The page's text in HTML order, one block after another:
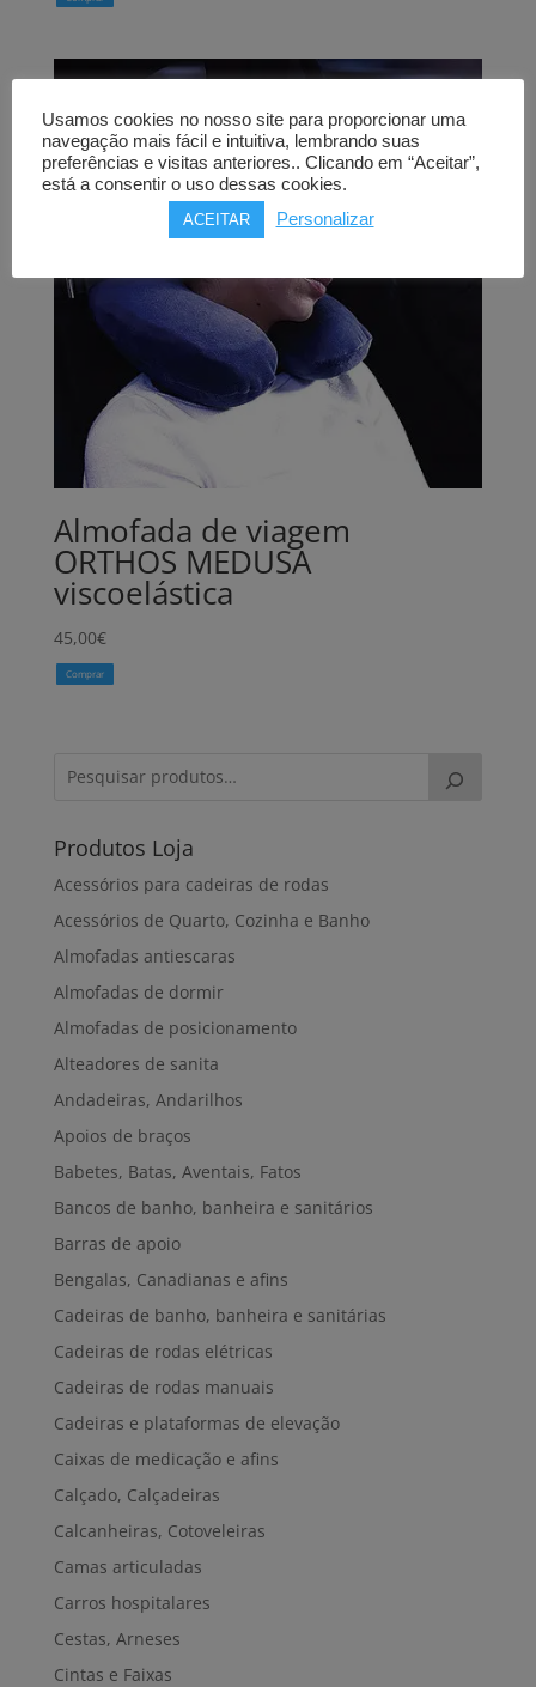
Almofada de viagem
ORTHOS MEDUSA
viscoelástica
45,00€
Comprar
Produtos Loja
Acessórios para cadeiras de rodas
Acessórios de Quarto, Cozinha e Banho
Almofadas antiescaras
Almofadas de dormir
Almofadas de posicionamento
Alteadores de sanita
Andadeiras, Andarilhos
Apoios de braços
Babetes, Batas, Aventais, Fatos
Bancos de banho, banheira e sanitários
Barras de apoio
Bengalas, Canadianas e afins
Cadeiras de banho, banheira e sanitárias
Cadeiras de rodas elétricas
Cadeiras de rodas manuais
Cadeiras e plataformas de elevação
Caixas de medicação e afins
Calçado, Calçadeiras
Calcanheiras, Cotoveleiras
Camas articuladas
Carros hospitalares
Cestas, Arneses
Cintas e Faixas
Usamos cookies no nosso site para proporcionar uma
navegação mais fácil e intuitiva, lembrando suas
preferências e visitas anteriores.. Clicando em “Aceitar”,
está a consentir o uso dessas cookies.
ACEITAR Personalizar